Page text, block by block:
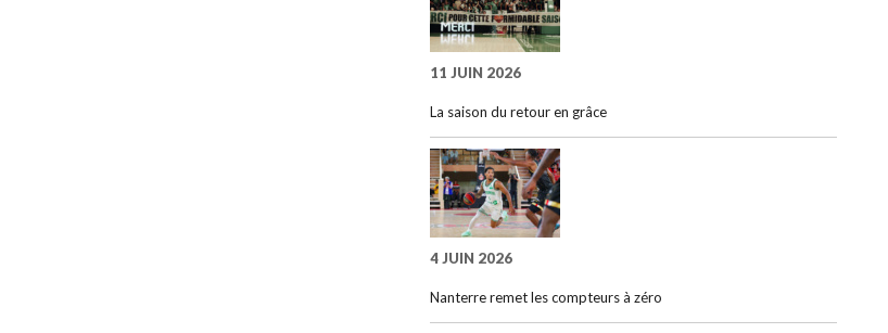
11 JUIN 2026
La saison du retour en grâce
4 JUIN 2026
Nanterre remet les compteurs à zéro